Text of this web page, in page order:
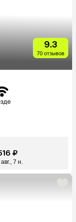
9.3
70 отзывов
₽
7 н.